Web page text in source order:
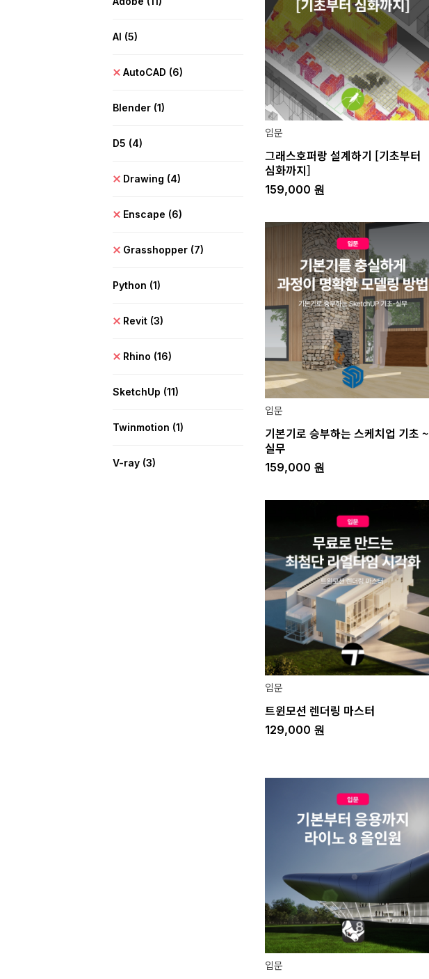
AI (5)
AutoCAD (6)
Blender (1)
D5 (4)
Drawing (4)
Enscape (6)
Grasshopper (7)
Python (1)
Revit (3)
Rhino (16)
SketchUp (11)
Twinmotion (1)
V-ray (3)
입문
그래스호퍼랑 설계하기 [기초부터
심화까지]
159,000 원
입문
기본기로 승부하는 스케치업 기초 ~
실무
159,000 원
입문
트윈모션 렌더링 마스터
129,000 원
입문